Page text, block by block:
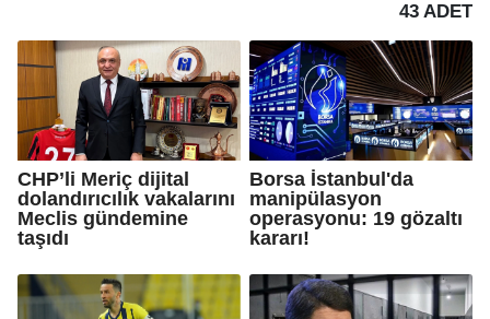
43 ADET
CHP’li Meriç dijital
dolandırıcılık vakalarını
Meclis gündemine
taşıdı
Borsa İstanbul'da
manipülasyon
operasyonu: 19 gözaltı
kararı!